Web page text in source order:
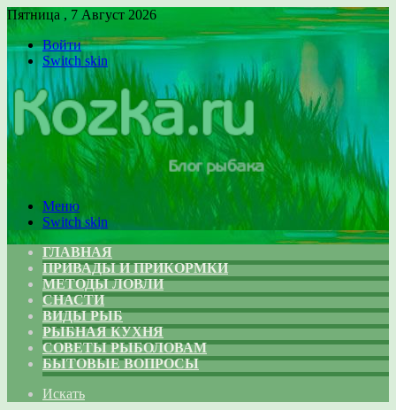
Пятница , 7 Август 2026
Войти
Switch skin
Меню
Switch skin
ГЛАВНАЯ
ПРИВАДЫ И ПРИКОРМКИ
МЕТОДЫ ЛОВЛИ
СНАСТИ
ВИДЫ РЫБ
РЫБНАЯ КУХНЯ
СОВЕТЫ РЫБОЛОВАМ
БЫТОВЫЕ ВОПРОСЫ
Искать